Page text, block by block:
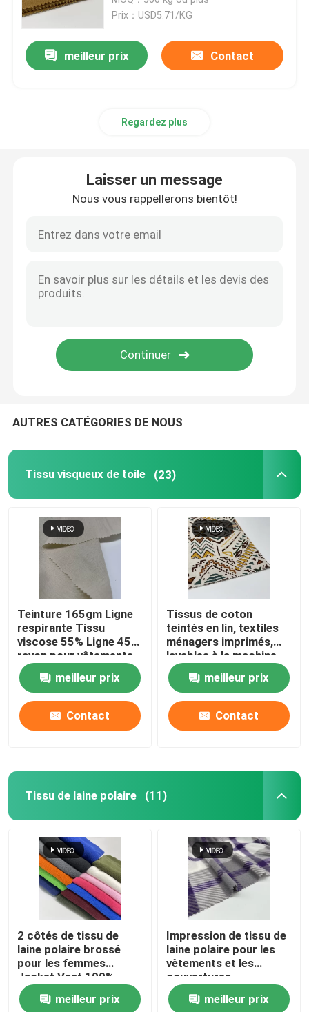
Tissus à tricoter en jacquard
Prix：USD5.71/KG
meilleur prix Contact
Regardez plus
Laisser un message
Nous vous rappellerons bientôt!
AUTRES CATÉGORIES DE NOUS
Tissu visqueux de toile (23)
Teinture 165gm Ligne
respirante Tissu
viscose 55% Ligne 45%
rayon pour vêtements
pour femmes
meilleur prix
Contact
Tissus de coton
teintés en lin, textiles
ménagers imprimés,
lavables à la machine
meilleur prix
Contact
Tissu de laine polaire (11)
2 côtés de tissu de
laine polaire brossé
pour les femmes
Jacket Vast 100%
polyester teint 160gm
chaud meilleur prix
Impression de tissu de
laine polaire pour les
vêtements et les
couvertures
meilleur prix